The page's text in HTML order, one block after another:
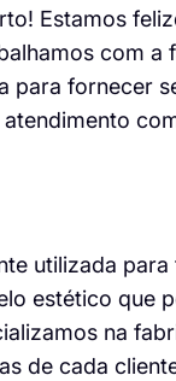
Estamos
com a
para fornecer
utilizada
estético que
na
de cada